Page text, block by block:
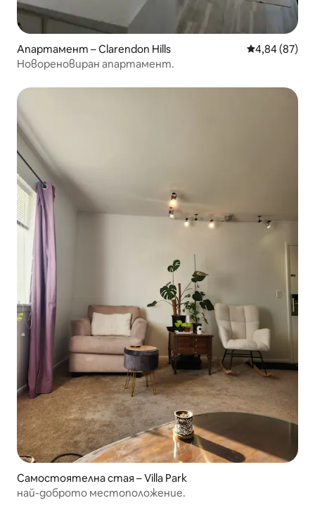
Апартамент – Clarendon Hills Средна
4,84 (87)
Новореновиран апартамент.
Самостоятелна стая – Villa Park
най-доброто местоположение.